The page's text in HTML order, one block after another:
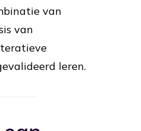
van
van
leren.